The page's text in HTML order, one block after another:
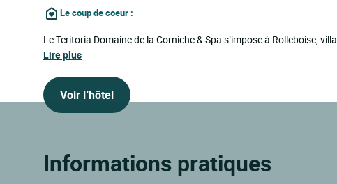
Le coup de coeur :
Le Teritoria Domaine de la Corniche & Spa s’impose à Rolleboise,
Lire plus
Voir l’hôtel
Informations pratiques